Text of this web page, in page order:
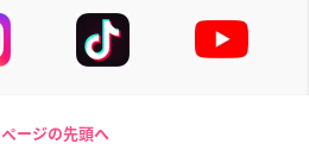
ページの先頭へ